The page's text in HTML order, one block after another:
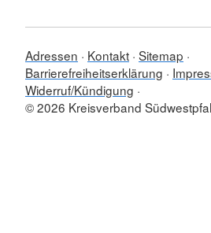
Adressen Kontakt Sitemap
Barrierefreiheitserklärung
Widerruf/Kündigung
© 2026 Kreisverband